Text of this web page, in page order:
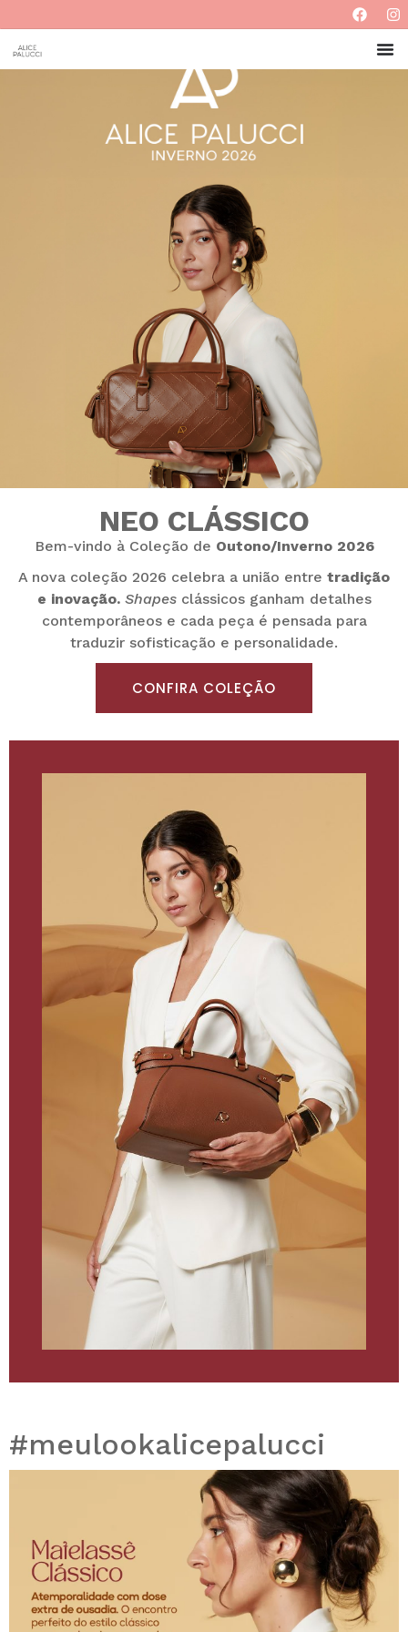
NEO CLÁSSICO
Bem-vindo à Coleção de Outono/Inverno 2026
A nova coleção 2026 celebra a união entre tradição
e inovação. Shapes clássicos ganham detalhes
contemporâneos e cada peça é pensada para
traduzir sofisticação e personalidade.
CONFIRA COLEÇÃO
#meulookalicepalucci